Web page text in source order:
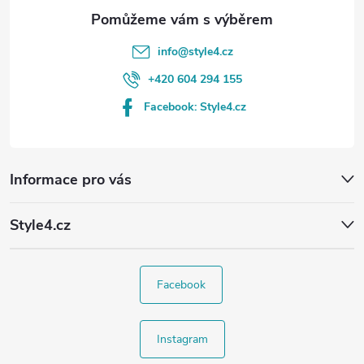
Informace pro vás
Style4.cz
info@style4.cz
+420 604 294 155
Facebook: Style4.cz
Facebook
Instagram